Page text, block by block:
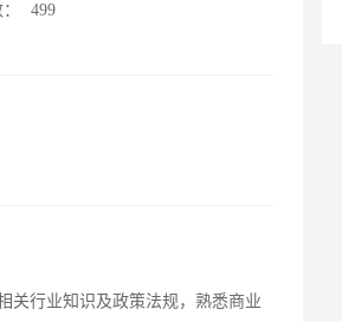
499
关行业知识及政策法规，熟悉商业